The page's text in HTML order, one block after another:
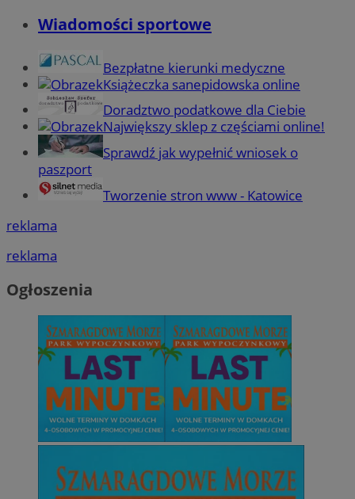
Wiadomości sportowe
Bezpłatne kierunki medyczne
Książeczka sanepidowska online
Doradztwo podatkowe dla Ciebie
Największy sklep z częściami online!
Sprawdź jak wypełnić wniosek o
paszport
Tworzenie stron www - Katowice
reklama
reklama
Ogłoszenia